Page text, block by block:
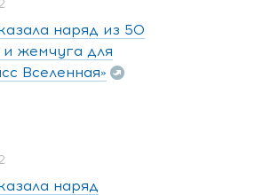
наряд из 50
жемчуга для
Вселенная»
наряд